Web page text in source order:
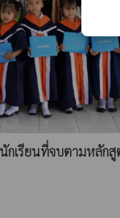
เรียนที่จบตามหลัก